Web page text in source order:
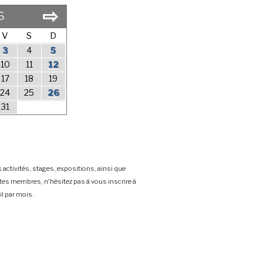
⇨
V S D
3 4
5
10 11
12
17 18
19
24 25
26
31
activités, stages, expositions, ainsi que
membres, n'hésitez pas à vous inscrire à
par mois.